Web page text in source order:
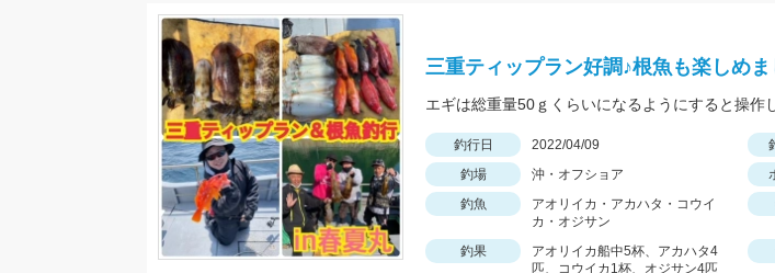
三重ティップラン好調♪根魚も楽しめま
釣行日 2022/04/09
釣場
沖・オフショア
釣魚
アオリイカ・アカハタ・コウイ
カ・オジサン
釣果
アオリイカ船中5杯、アカハタ4
匹、コウイカ1杯、オジサン4匹